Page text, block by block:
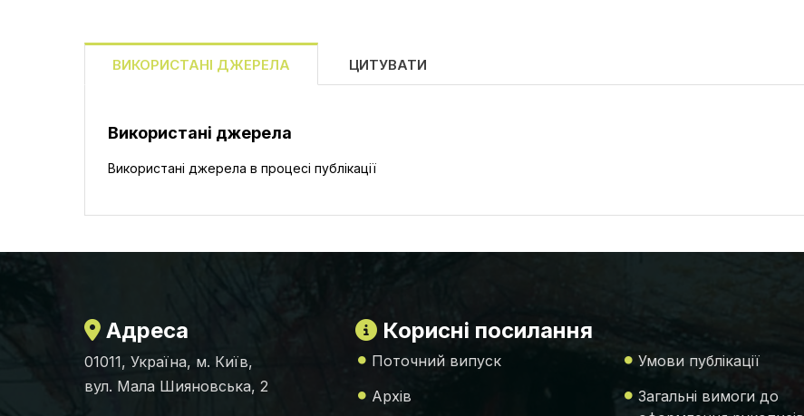
ВИКОРИСТАНІ ДЖЕРЕЛА ЦИТУВАТИ
Використані джерела
Використані джерела в процесі публікації
Адреса
01011, Україна, м. Київ,
вул. Мала Шияновська, 2
Корисні посилання
Поточний випуск
Архів
Умови публікації
Загальні вимоги до